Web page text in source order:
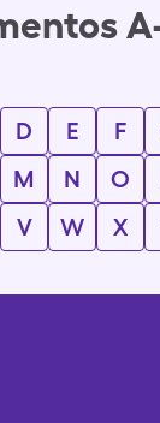
D E F
M N O
V W X